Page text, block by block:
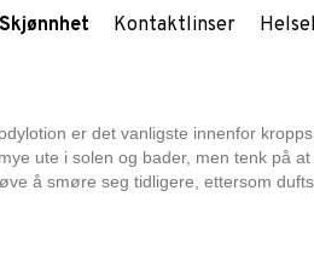
Skjønnhet Kontaktlinser
er det vanligste innenfor
ute i solen og bader, men tenk på
å smøre seg tidligere, ettersom